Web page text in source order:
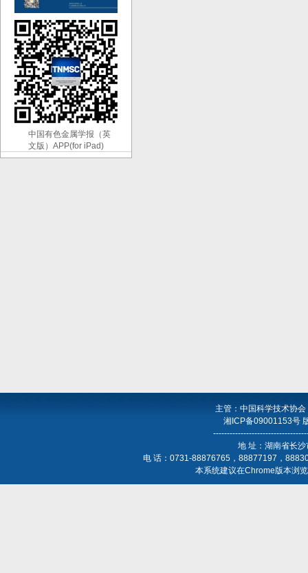
中国有色金属学报（英
文版）APP(for iPad)
主管：中国科学技术协
湘ICP备09001153号
地 址：湖南省长
电 话：0731-88876765，88877197，
本系统建议在Chrome版本浏